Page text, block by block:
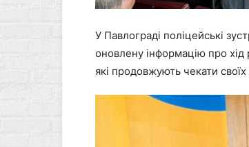
У Павлограді поліцейські
оновлену інформацію про хід
які продовжують чекати своїх